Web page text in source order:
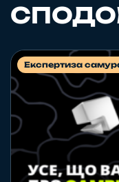
Експертиза